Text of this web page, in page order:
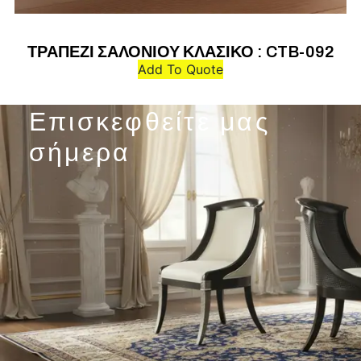
ΤΡΑΠΕΖΙ ΣΑΛΟΝΙΟΥ ΚΛΑΣΙΚΟ : CTB-092
Add To Quote
Επισκεφθείτε μας
σήμερα